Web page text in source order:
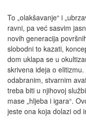
To „olakšavanje“ i
ravni, pa već sasvim
novih generacija
slobodni to kazati,
dom uklapa se u
skrivena ideja o
odabranim, stvarnim
treba biti u njihovoj
mase „hljeba i igara“.
jeste ona koja dolazi od